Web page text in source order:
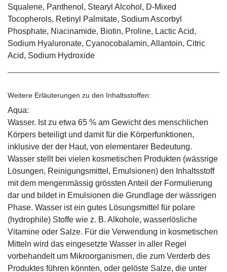
Squalene, Panthenol, Stearyl Alcohol, D-Mixed
Tocopherols, Retinyl Palmitate, Sodium Ascorbyl
Phosphate, Niacinamide, Biotin, Proline, Lactic Acid,
Sodium Hyaluronate, Cyanocobalamin, Allantoin, Citric
Acid, Sodium Hydroxide
Weitere Erläuterungen zu den Inhaltsstoffen:
Aqua:
Wasser. Ist zu etwa 65 % am Gewicht des menschlichen
Körpers beteiligt und damit für die Körperfunktionen,
inklusive der der Haut, von elementarer Bedeutung.
Wasser stellt bei vielen kosmetischen Produkten (wässrige
Lösungen, Reinigungsmittel, Emulsionen) den Inhaltsstoff
mit dem mengenmässig grössten Anteil der Formulierung
dar und bildet in Emulsionen die Grundlage der wässrigen
Phase. Wasser ist ein gutes Lösungsmittel für polare
(hydrophile) Stoffe wie z. B. Alkohole, wasserlösliche
Vitamine oder Salze. Für die Verwendung in kosmetischen
Mitteln wird das eingesetzte Wasser in aller Regel
vorbehandelt um Mikroorganismen, die zum Verderb des
Produktes führen könnten, oder gelöste Salze, die unter